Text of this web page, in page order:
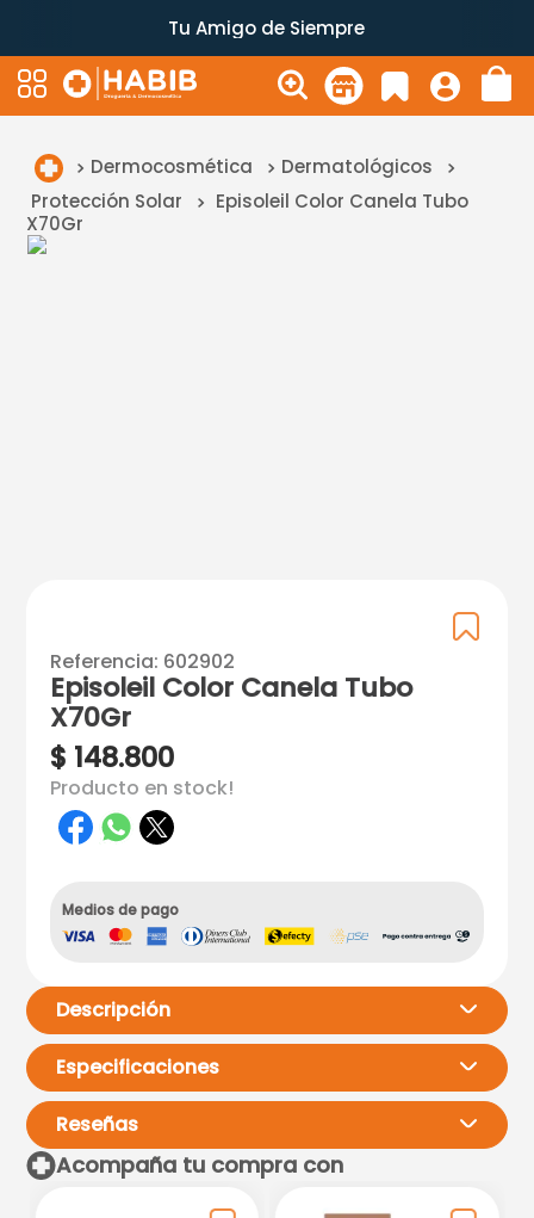
Tu Amigo de Siempre
Dermocosmética
Dermatológicos
Protección Solar
Episoleil Color Canela Tubo
X70Gr
Referencia: 602902
Episoleil Color Canela Tubo
X70Gr
$ 148.800
Producto en stock!
Medios de pago
Descripción
Especificaciones
Reseñas
Acompaña tu compra con